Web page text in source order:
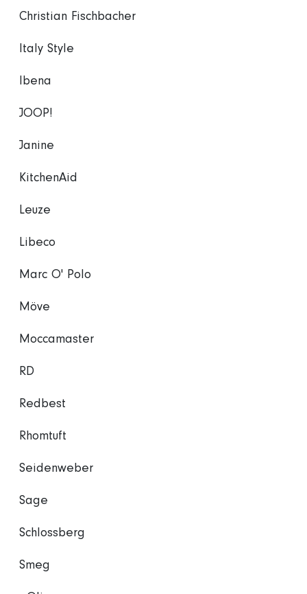
Christian Fischbacher
Italy Style
Ibena
JOOP!
Janine
KitchenAid
Leuze
Libeco
Marc O' Polo
Möve
Moccamaster
RD
Redbest
Rhomtuft
Seidenweber
Sage
Schlossberg
Smeg